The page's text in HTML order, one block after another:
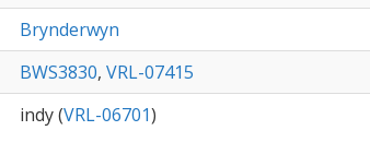
Brynderwyn
BWS3830, VRL-07415
indy (VRL-06701)